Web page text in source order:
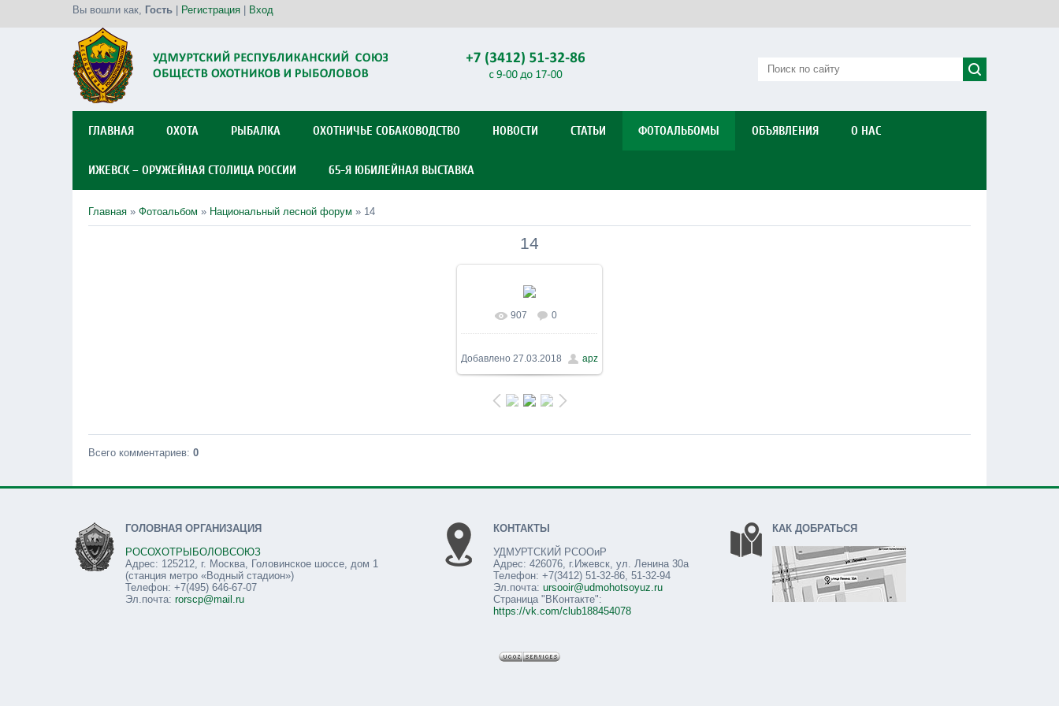
Вы вошли как, Гость Регистрация Вход
ГЛАВНАЯ ОХОТА РЫБАЛКА ОХОТНИЧЬЕ СОБАКОВОДСТВО НОВОСТИ СТАТЬИ ФОТОАЛЬБОМЫ ОБЪЯВЛЕНИЯ О НАС
ИЖЕВСК – ОРУЖЕЙНАЯ СТОЛИЦА РОССИИ 65-Я ЮБИЛЕЙНАЯ ВЫСТАВКА
Главная » Фотоальбом » Национальный лесной форум » 14
14
В реальном размере
800x600/ 54.3Kb
907 0
Добавлено 27.03.2018 apz
Всего комментариев: 0
ГОЛОВНАЯ ОРГАНИЗАЦИЯ
РОСОХОТРЫБОЛОВСОЮЗ
Адрес: 125212, г. Москва, Головинское шоссе, дом 1
(станция метро «Водный стадион»)
Телефон: +7(495) 646-67-07
Эл.почта: rorscp@mail.ru
КОНТАКТЫ
УДМУРТСКИЙ РСООиР
Адрес: 426076, г.Ижевск, ул. Ленина 30а
Телефон: +7(3412) 51-32-86, 51-32-94
Эл.почта: ursooir@udmohotsoyuz.ru
Страница "ВКонтакте":
https://vk.com/club188454078
КАК ДОБРАТЬСЯ